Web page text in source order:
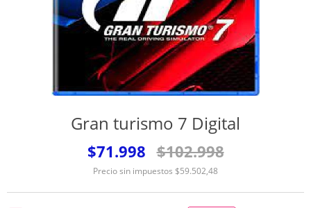
Gran turismo 7 Digital
$71.998 $102.998
Precio sin impuestos $59.502,48